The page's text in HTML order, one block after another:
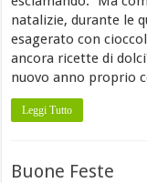
natalizie, durante le
esagerato con
ancora ricette di
nuovo anno proprio
Leggi Tutto
Buone Feste